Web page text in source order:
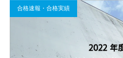
合格速報・合格実績